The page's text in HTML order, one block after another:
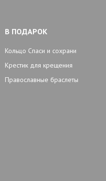
В ПОДАРОК
Кольцо Спаси и сохрани
Крестик для крещения
Православные браслеты